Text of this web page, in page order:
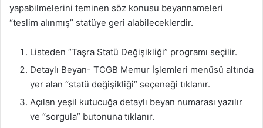
yapabilmelerini teminen söz konusu beyannameleri
“teslim alınmış” statüye geri alabileceklerdir.
Listeden “Taşra Statü Değişikliği” programı seçilir.
Detaylı Beyan- TCGB Memur İşlemleri menüsü altında
yer alan “statü değişikliği” seçeneği tıklanır.
Açılan yeşil kutucuğa detaylı beyan numarası yazılır
ve “sorgula” butonuna tıklanır.